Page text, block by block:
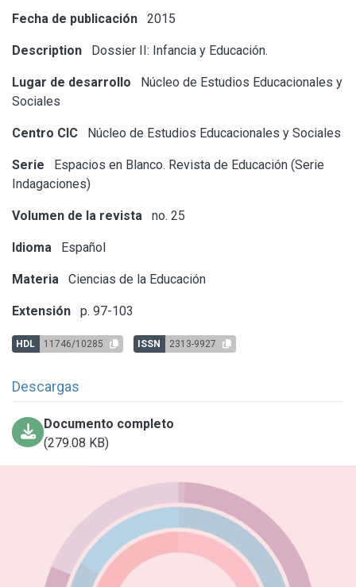
Fecha de publicación 2015
Description Dossier II: Infancia y Educación.
Lugar de desarrollo
Núcleo de Estudios Educacionales y
Sociales
Centro CIC Núcleo de Estudios Educacionales y Sociales
Serie
Espacios en Blanco. Revista de Educación (Serie
Indagaciones)
Volumen de la revista no. 25
Idioma Español
Materia Ciencias de la Educación
Extensión p. 97-103
HDL 11746/10285 ISSN 2313-9927
Descargas
Documento completo
(279.08 KB)